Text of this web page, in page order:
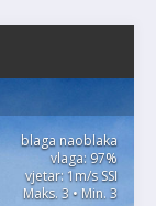
blaga naoblaka
vlaga: 97%
vjetar: 1m/s SSI
Maks. 3 • Min. 3